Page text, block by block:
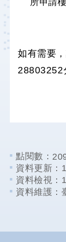
工
規
社
子
島
FB
系
如有需要
28803252
點閱數：
資料更新：
資料檢視：
資料維護：